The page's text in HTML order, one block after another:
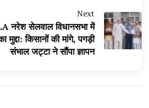
Next
नरेश सेलवाल विधानसभा में
मुद्दा: किसानों की मांगे, पगड़ी
संभाल जट्टा ने सौंपा ज्ञापन